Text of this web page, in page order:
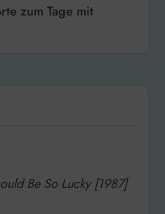
Be So Lucky [1987]